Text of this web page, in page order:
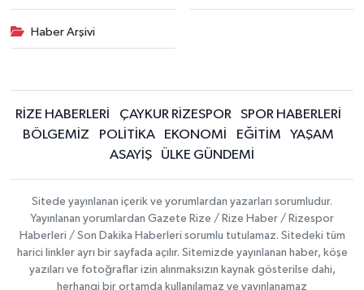
Haber Arşivi
RİZE HABERLERİ ÇAYKUR RİZESPOR
SPOR HABERLERİ
BÖLGEMİZ
POLİTİKA EKONOMİ EĞİTİM
YAŞAM
ASAYİŞ
ÜLKE GÜNDEMİ
Sitede yayınlanan içerik ve yorumlardan yazarları sorumludur.
Yayınlanan yorumlardan Gazete Rize / Rize Haber / Rizespor
Haberleri / Son Dakika Haberleri sorumlu tutulamaz. Sitedeki tüm
harici linkler ayrı bir sayfada açılır. Sitemizde yayınlanan haber, köşe
yazıları ve fotoğraflar izin alınmaksızın kaynak gösterilse dahi,
herhangi bir ortamda kullanılamaz ve yayınlanamaz